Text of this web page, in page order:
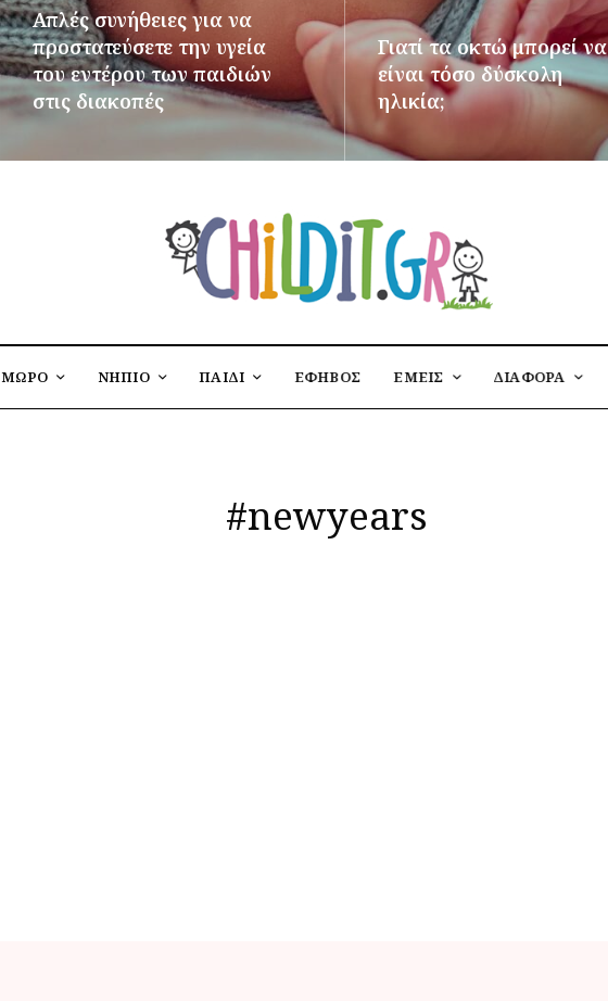
Απλές συνήθειες για να
προστατεύσετε την υγεία
του εντέρου των παιδιών
στις διακοπές
Γιατί τα οκτώ μπορεί να
είναι τόσο δύσκολη
ηλικία;
ΠΕΡΙΣΣΌΤΕΡΑ
ΜΩΡΟ ΝΗΠΙΟ ΠΑΙΔΙ ΕΦΗΒΟΣ ΕΜΕΙΣ ΔΙΑΦΟΡΑ
#newyears